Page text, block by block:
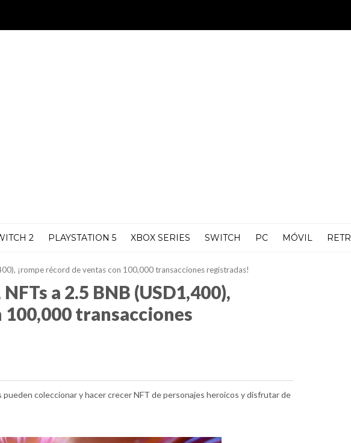
2 PLAYSTATION 5 XBOX SERIES SWITCH PC MÓVIL
¡rompe récord de ventas con 100,000 transacciones registradas!
a 2.5 BNB (USD1,400),
100,000 transacciones
coleccionar y hacer crecer NFT de personajes heroicos y disfrutar de